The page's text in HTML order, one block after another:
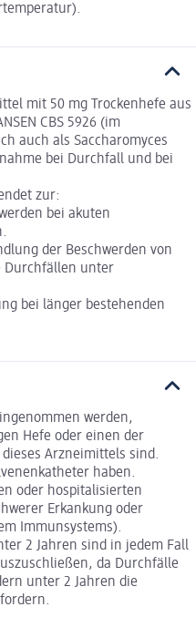
mit 50 mg Trockenhefe aus
CBS 5926 (im
auch als Saccharomyces
bei Durchfall und bei
zur:
bei akuten
der Beschwerden von
Durchfällen unter
bei länger bestehenden
werden,
Hefe oder einen der
Arzneimittels sind.
haben.
oder hospitalisierten
Erkankung oder
Immunsystems).
2 Jahren sind in jedem Fall
da Durchfälle
unter 2 Jahren die